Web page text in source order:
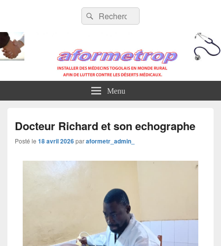
AFORMETROP
Menu
Docteur Richard et son echographe
Posté le 18 avril 2026paraformetr_admin_